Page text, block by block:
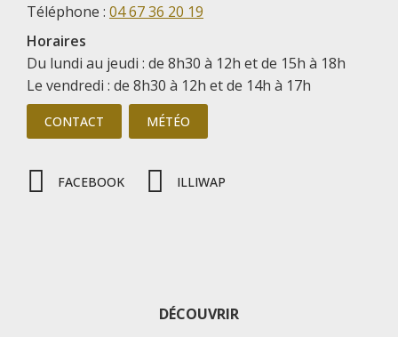
Téléphone : 04 67 36 20 19
Horaires
Du lundi au jeudi : de 8h30 à 12h et de 15h à 18h
Le vendredi : de 8h30 à 12h et de 14h à 17h
CONTACT MÉTÉO
FACEBOOK ILLIWAP
DÉCOUVRIR